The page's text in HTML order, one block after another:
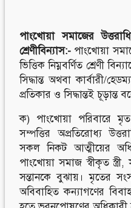
পাংখোয়া সমাজের
শ্রেণীবিন্যাস:- পাংখোয়া
ভিত্তিক নিম্নবর্ণিত শ্রেণী
সিদ্ধান্ত অথবা কার্বারী/
প্রতিকার ও সিদ্ধান্তই চূড়ান্ত
ক) পাংখোয়া পরিবারে
সম্পত্তির অপ্রতিরোধ্য
সকল নিকট আত্মীয়ের
পাংখোয়া সমাজ স্বীকৃত
সন্তানকে বুঝায়। মৃতের
অবিবাহিত কন্যাগণের